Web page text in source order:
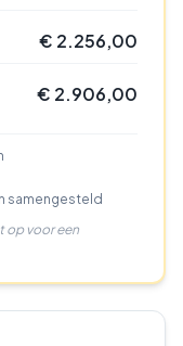
€ 2.256,00
€ 2.906,00
samengesteld
op voor een